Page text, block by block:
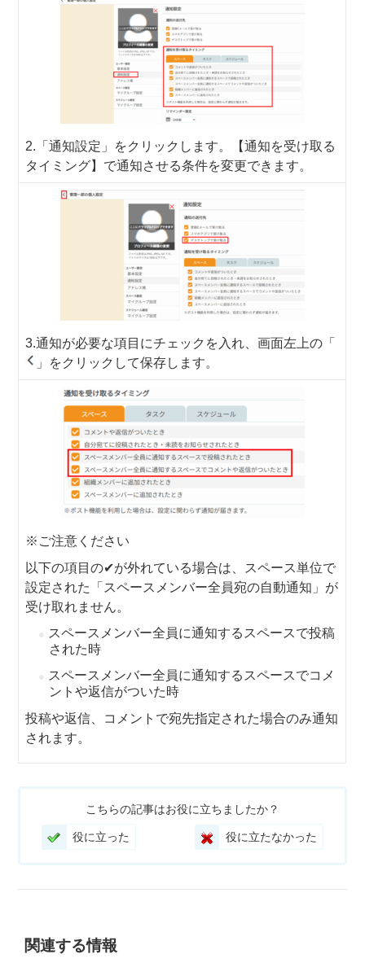
2.「通知設定」をクリックします。【通知を受け取る
タイミング】で通知させる条件を変更できます。
3.通知が必要な項目にチェックを入れ、画面左上の「
」をクリックして保存します。
※ご注意ください
以下の項目の✔が外れている場合は、スペース単位で
設定された「スペースメンバー全員宛の自動通知」が
受け取れません。
スペースメンバー全員に通知するスペースで投稿
された時
スペースメンバー全員に通知するスペースでコメ
ントや返信がついた時
投稿や返信、コメントで宛先指定された場合のみ通知
されます。
こちらの記事はお役に立ちましたか？
役に立たなかった
役に立った
関連する情報